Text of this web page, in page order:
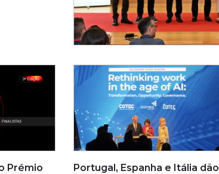
Prémio
Portugal, Espanha e Itália dão